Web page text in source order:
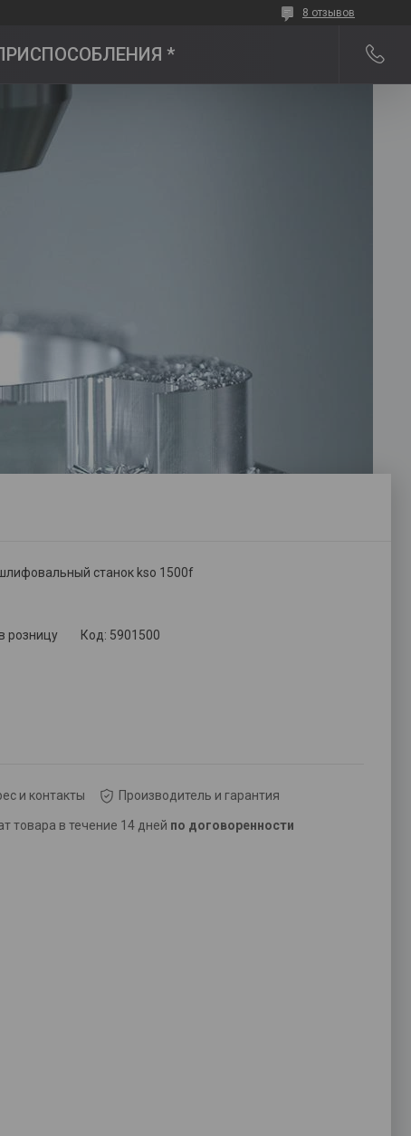
8 отзывов
*
станок kso 1500f
розницу Код: 5901500
и контакты Производитель и гарантия
товара в течение 14 дней по договоренности